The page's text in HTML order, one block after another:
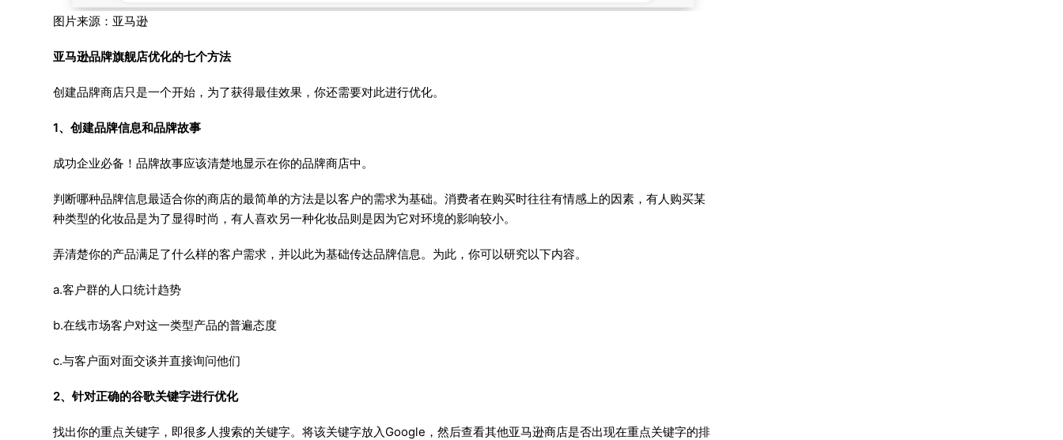
图片来源：亚马逊
亚马逊品牌旗舰店优化的七个方法
创建品牌商店只是一个开始，为了获得最佳效果，你还需要对此进行优化。
1、创建品牌信息和品牌故事
成功企业必备！品牌故事应该清楚地显示在你的品牌商店中。
判断哪种品牌信息最适合你的商店的最简单的方法是以客户的需求为基础。消费者在购买时往往有情感上的因素，有人购买某
种类型的化妆品是为了显得时尚，有人喜欢另一种化妆品则是因为它对环境的影响较小。
弄清楚你的产品满足了什么样的客户需求，并以此为基础传达品牌信息。为此，你可以研究以下内容。
a.客户群的人口统计趋势
b.在线市场客户对这一类型产品的普遍态度
c.与客户面对面交谈并直接询问他们
2、针对正确的谷歌关键字进行优化
找出你的重点关键字，即很多人搜索的关键字。将该关键字放入Google，然后查看其他亚马逊商店是否出现在重点关键字的排